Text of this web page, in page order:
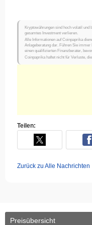
Kryptowährungen sind hoch volatil und
gesamtes Investment verlieren.
Alle Informationen auf Coinpaprika
Anlageberatung dar. Führen Sie
einen qualifizierten Finanzberater,
Coinpaprika haftet nicht für Verluste,
Teilen:
Zurück zu Alle Nachrichten
Preisübersicht